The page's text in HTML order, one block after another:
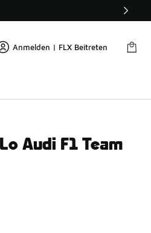
Anmelden | FLX Beitreten
Audi F1 Team